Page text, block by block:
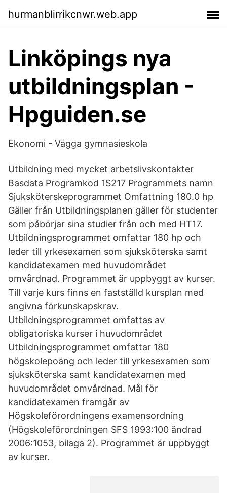
hurmanblirrikcnwr.web.app
Linköpings nya
utbildningsplan -
Hpguiden.se
Ekonomi - Vägga gymnasieskola
Utbildning med mycket arbetslivskontakter
Basdata Programkod 1S217 Programmets namn
Sjuksköterskeprogrammet Omfattning 180.0 hp
Gäller från Utbildningsplanen gäller för studenter
som påbörjar sina studier från och med HT17.
Utbildningsprogrammet omfattar 180 hp och
leder till yrkesexamen som sjuksköterska samt
kandidatexamen med huvudområdet
omvårdnad. Programmet är uppbyggt av kurser.
Till varje kurs finns en fastställd kursplan med
angivna förkunskapskrav.
Utbildningsprogrammet omfattas av
obligatoriska kurser i huvudområdet
Utbildningsprogrammet omfattar 180
högskolepoäng och leder till yrkesexamen som
sjuksköterska samt kandidatexamen med
huvudområdet omvårdnad. Mål för
kandidatexamen framgår av
Högskoleförordningens examensordning
(Högskoleförordningen SFS 1993:100 ändrad
2006:1053, bilaga 2). Programmet är uppbyggt
av kurser.